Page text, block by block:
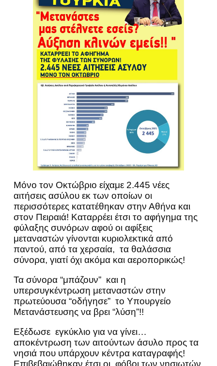
Μόνο τον Οκτώβριο είχαμε 2.445 νέες
αιτήσεις ασύλου εκ των οποίων οι
περισσότερες κατατέθηκαν στην Αθήνα και
στον Πειραιά! Καταρρέει έτσι το αφήγημα της
φύλαξης συνόρων αφού οι αφίξεις
μεταναστών γίνονται κυριολεκτικά από
παντού, από τα χερσαία, τα θαλάσσια
σύνορα, γιατί όχι ακόμα και αεροπορικώς!
Τα σύνορα “μπάζουν” και η
υπερσυγκέντρωση μεταναστών στην
πρωτεύουσα “οδήγησε” το Υπουργείο
Μετανάστευσης να βρει “λύση”!!
Εξέδωσε εγκύκλιο για να γίνει…
αποκέντρωση των αιτούντων άσυλο προς τα
νησιά που υπάρχουν κέντρα καταγραφής!
Επιβεβαιώθηκαν έτσι οι φόβοι των νησιωτών